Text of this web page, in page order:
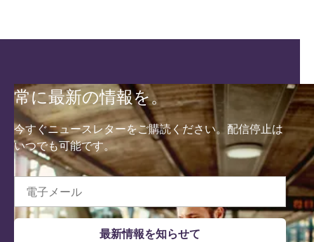
常に最新の情報を。
今すぐニュースレターをご購読ください。配信停止は
いつでも可能です。
電子メール
最新情報を知らせて